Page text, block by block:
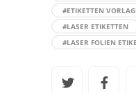
#ETIKETTEN
#LASER ETIKETTEN
#LASER FOLIEN